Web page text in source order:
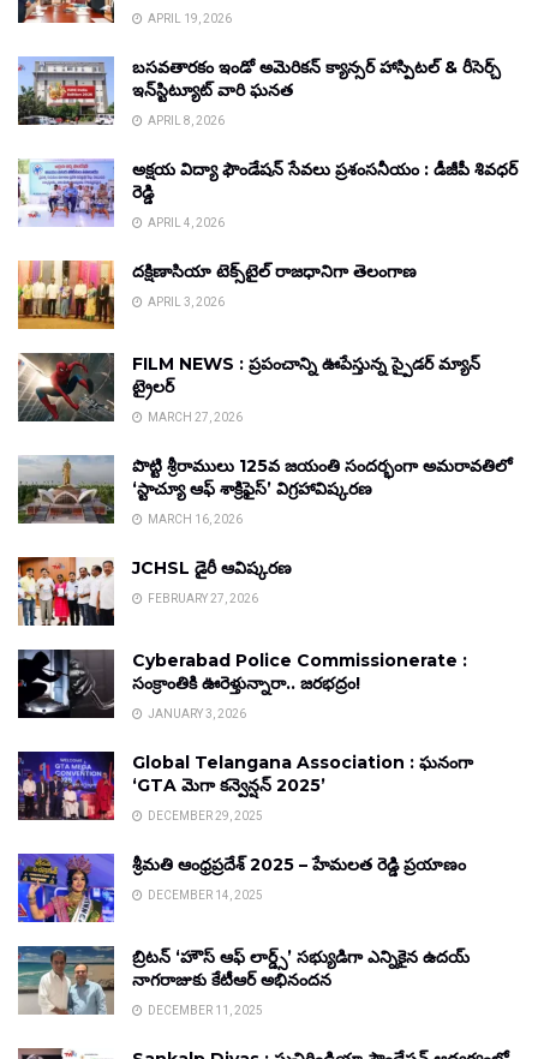
APRIL 19, 2026
బసవతారకం ఇండో అమెరికన్ క్యాన్సర్ హాస్పిటల్ & రీసెర్చ్
ఇన్‌స్టిట్యూట్ వారి ఘనత
APRIL 8, 2026
అక్షయ విద్యా ఫౌండేషన్ సేవలు ప్రశంసనీయం : డీజీపీ శివధర్
రెడ్డి
APRIL 4, 2026
దక్షిణాసియా టెక్స్‌టైల్ రాజధానిగా తెలంగాణ
APRIL 3, 2026
FILM NEWS : ప్రపంచాన్ని ఊపేస్తున్న స్పైడర్ మ్యాన్
ట్రైలర్
MARCH 27, 2026
పొట్టి శ్రీరాములు 125వ జయంతి సందర్భంగా అమరావతిలో
‘స్టాచ్యూ ఆఫ్ శాక్రిఫైస్’ విగ్రహావిష్కరణ
MARCH 16, 2026
JCHSL డైరీ ఆవిష్కరణ
FEBRUARY 27, 2026
Cyberabad Police Commissionerate :
సంక్రాంతికి ఊరెళ్తున్నారా.. జరభద్రం!
JANUARY 3, 2026
Global Telangana Association : ఘనంగా
‘GTA మెగా కన్వెన్షన్ 2025’
DECEMBER 29, 2025
శ్రీమతి ఆంధ్రప్రదేశ్ 2025 – హేమలత రెడ్డి ప్రయాణం
DECEMBER 14, 2025
బ్రిటన్ ‘హౌస్ ఆఫ్ లార్డ్స్’ సభ్యుడిగా ఎన్నికైన ఉదయ్
నాగరాజుకు కేటీఆర్ అభినందన
DECEMBER 11, 2025